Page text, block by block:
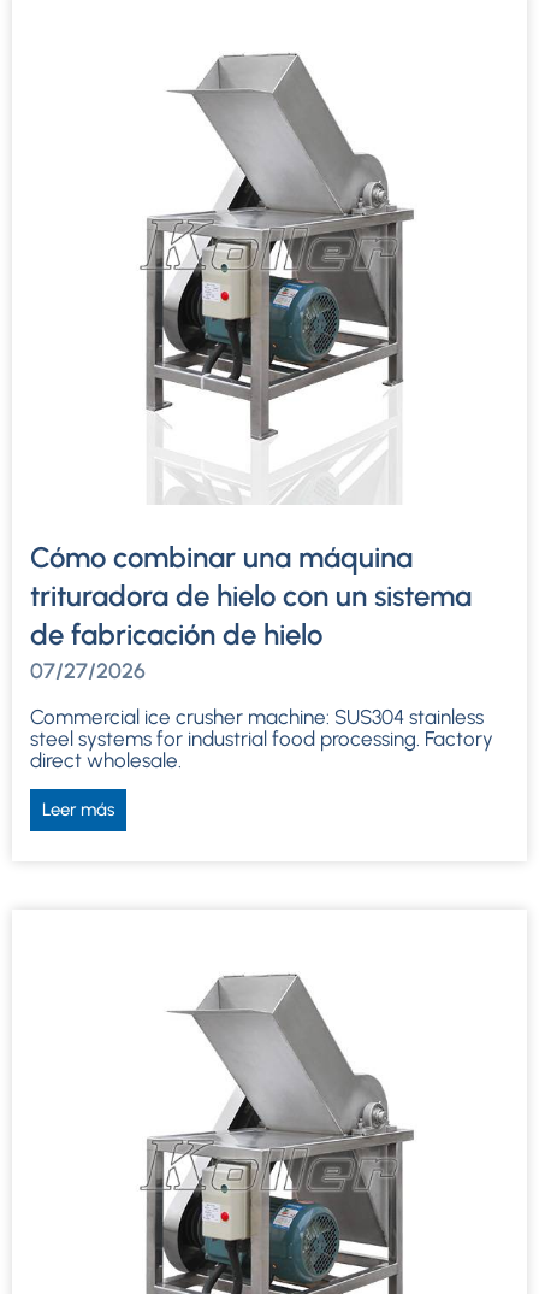
Cómo combinar una máquina
trituradora de hielo con un sistema
de fabricación de hielo
07/27/2026
Commercial ice crusher machine: SUS304 stainless
steel systems for industrial food processing Factory
direct wholesale
Leer más